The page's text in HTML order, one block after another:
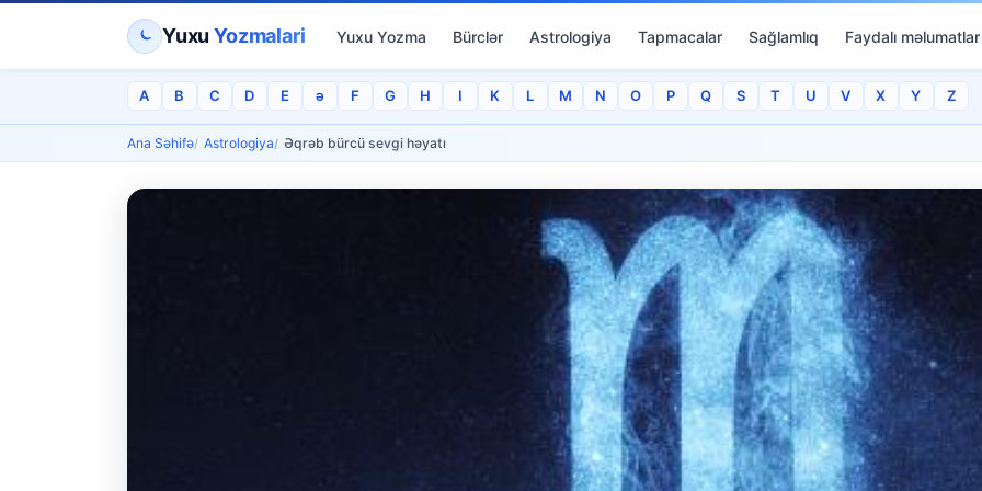
YuxuYozmalari Yuxu Yozma Bürclər Astrologiya Tapmacalar Sağlamlıq Faydalı məlumatlar
A B C D E ə F G H I K L M N O P Q S T U V X Y Z
Ana Səhifə Astrologiya Əqrəb bürcü sevgi həyatı